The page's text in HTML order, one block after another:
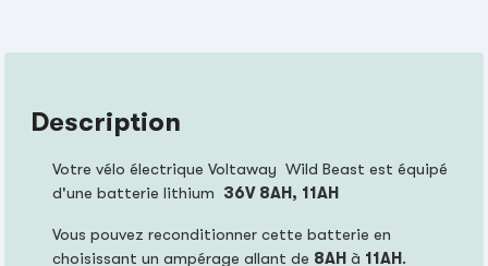
Description
Votre vélo électrique Voltaway Wild Beast est équipé
d'une batterie lithium 36V 8AH, 11AH
Vous pouvez reconditionner cette batterie en
choisissant un ampérage allant de 8AH à 11AH.